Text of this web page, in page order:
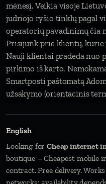
mėnesį. Veikia visoje
judriojo ryšio tinklų pagal
operatorių pavadinimų čia
Prisijunk prie klientų, kurie
Nauji klientai pradeda
pirkimo iš karto.
Smartposti paštomatą
užsakymo (orientacinis
English
Looking forCheap internet
boutique – Cheapest mobile
contract. Free delivery.